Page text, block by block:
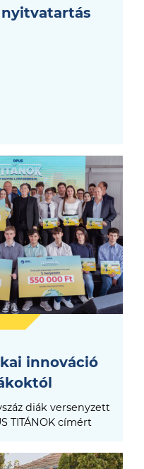
innováció
diák versenyzett
TITÁNOK címért